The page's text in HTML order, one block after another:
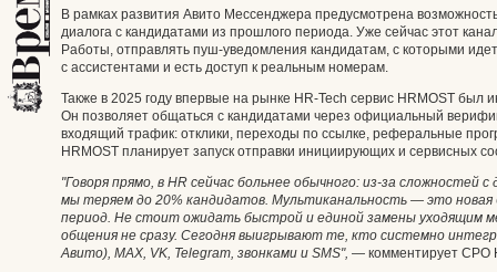
В рамках развития Авито Мессенджера предусмотрена
диалога с кандидатами из прошлого периода. Уже сейчас этот
Работы, отправлять пуш-уведомления кандидатам, с которыми
с ассистентами и есть доступ к реальным номерам.
Также в 2025 году впервые на рынке HR-Tech сервис HRMOST был
Он позволяет общаться с кандидатами через официальный
входящий трафик: отклики, переходы по ссылке, реферальные
HRMOST планирует запуск отправки инициирующих и сервисных
"Говоря прямо, в HR сейчас больнее обычного: из-за сложностей
мы теряем до 20% кандидатов. Мультиканальность — это
период. Не стоит ожидать быстрой и единой замены уходящим
общения не сразу. Сегодня выигрывают те, кто системно
Авито), MAX, VK, Telegram, звонками и SMS", — комментирует СРО